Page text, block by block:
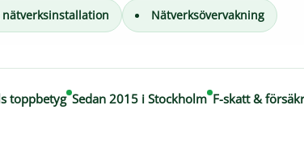
nätverksinstallation Nätverksövervakning
toppbetyg Sedan 2015 i Stockholm F-skatt &